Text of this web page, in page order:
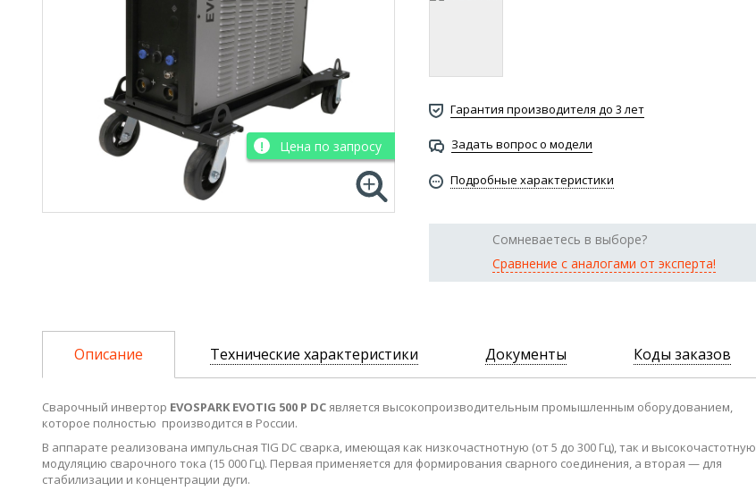
Гарантия производителя до 3 лет
Задать вопрос о модели
Подробные характеристики
Сомневаетесь в выборе?
Сравнение с аналогами от эксперта!
Цена по запросу
Описание Технические характеристики Документы Коды заказов
Сварочный инвертор EVOSPARK EVOTIG 500 P DC является высокопроизводительным промышленным оборудованием,
которое полностью производится в России.
В аппарате реализована импульсная TIG DC сварка, имеющая как низкочастнотную (от 5 до 300 Гц), так и высокочастотную
модуляцию сварочного тока (15 000 Гц). Первая применяется для формирования сварного соединения, а вторая — для
стабилизации и концентрации дуги.